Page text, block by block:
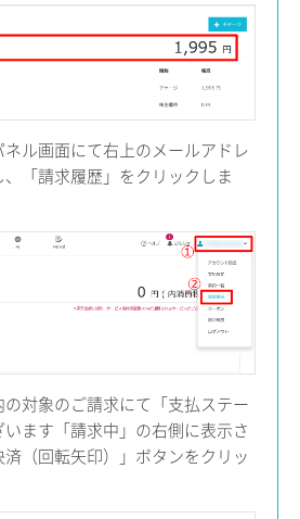
ネル画面にて右上のメールアドレ
「請求履歴」をクリックしま
の対象のご請求にて「支払ステー
ます「請求中」の右側に表示さ
（回転矢印）」ボタンをクリッ